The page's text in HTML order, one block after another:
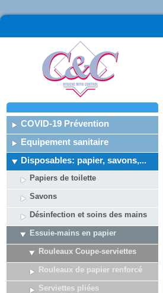
COVID-19 Prévention
Equipement sanitaire
Disposables: papier, savons,...
Papiers de toilette
Savons
Désinfection et soins des mains
Essuie-mains en papier
Rouleaux Coupe-serviettes
Rouleaux de papier renforcé
Serviettes pliées